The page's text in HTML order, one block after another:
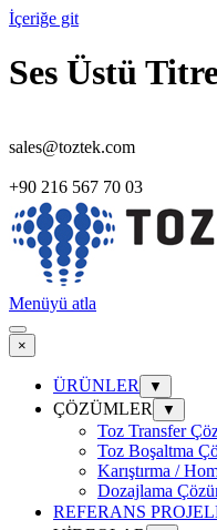
İçeriğe git
Ses Üstü
sales@toztek.com
+90 216 567 70 03
Menüyü atla
×
ÜRÜNLER ▼
ÇÖZÜMLER ▼
Toz Transfer
Toz Boşaltma
Karıştırma /
Dozajlama
REFERANS